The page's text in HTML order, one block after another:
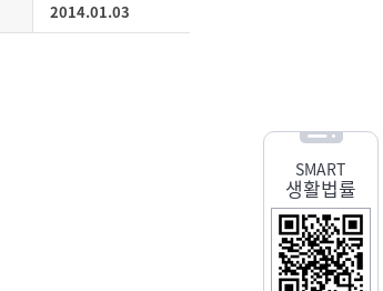
SMART
생활법률
2014.01.03